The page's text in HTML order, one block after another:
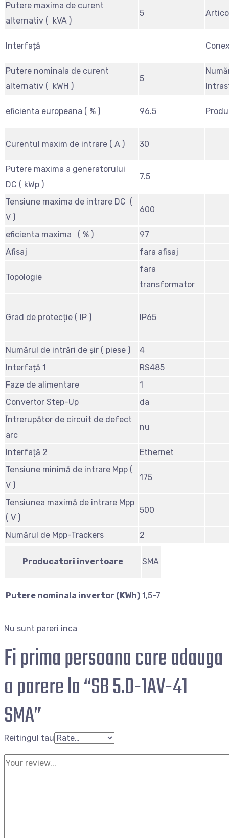
Putere maxima de curent
alternativ ( kVA )
5
Interfață
Putere nominala de curent
alternativ ( kWH )
5
eficienta europeana ( % ) 96.5
Curentul maxim de intrare ( A ) 30
Putere maxima a generatorului
DC ( kWp )
7.5
Tensiune maxima de intrare DC (
V )
600
eficienta maxima ( % )
97
Afisaj
fara afisaj
Topologie
fara
transformator
Grad de protecție ( IP ) IP65
Numărul de intrări de șir ( piese )
4
Interfață 1
RS485
Faze de alimentare
1
Convertor Step-Up
da
Întrerupător de circuit de defect
arc
nu
Interfață 2
Ethernet
Tensiune minimă de intrare Mpp (
V )
175
Tensiunea maximă de intrare Mpp
( V )
500
Numărul de Mpp-Trackers 2
Producatori invertoare SMA
Putere nominala invertor (KWh) 1,5-7
Nu sunt pareri inca
Fi prima persoana care adauga
o parere la “SB 5.0-1AV-41
SMA”
Reitingul tau